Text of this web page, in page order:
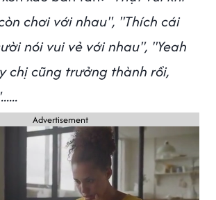
chơi với nhau", "Thích cái
nói vui vẻ với nhau", "Yeah
chị cũng trưởng thành rồi,
Advertisement